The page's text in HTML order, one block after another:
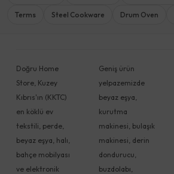
Terms Steel Cookware Drum Oven
Doğru Home
Store, Kuzey
Kıbrıs'ın (KKTC)
en köklü ev
tekstili, perde,
beyaz eşya, halı,
bahçe mobilyası
ve elektronik
Geniş ürün
yelpazemizde
beyaz eşya,
kurutma
makinesi, bulaşık
makinesi, derin
dondurucu,
buzdolabı,